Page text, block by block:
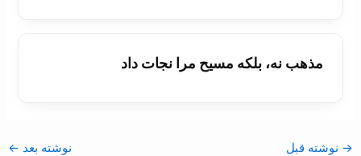
مذهب نه، بلکه مسيح مرا نجات داد
→ نوشته قبل نوشته بعد ←